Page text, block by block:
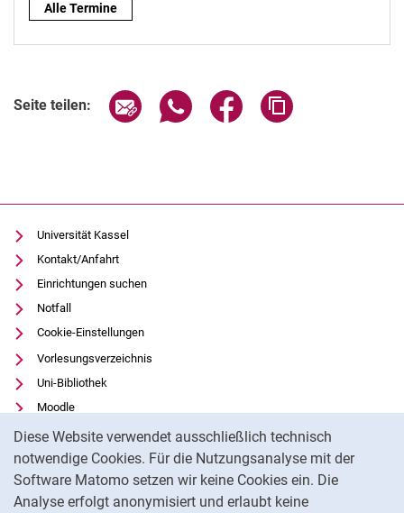
Diese Website verwendet ausschließlich technisch
notwendige Cookies. Für die Nutzungsanalyse mit der
Software Matomo setzen wir keine Cookies ein. Die
Analyse erfolgt anonymisiert und erlaubt keine
Alle Termine
Seite teilen: Seite über E-Mail teilen
Seite über WhatsApp teilen
Seite über Facebook
Universität Kassel
Kontakt/Anfahrt
Einrichtungen suchen
Notfall
Cookie-Einstellungen
Vorlesungsverzeichnis
Uni-Bibliothek
Moodle
Panopto
Datenschutz
Barrierefreiheit
Transparenter KI-Einsatz